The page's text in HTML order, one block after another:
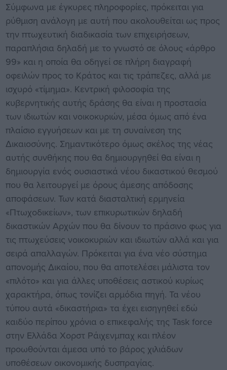
Σύμφωνα με έγκυρες πληροφορίες, πρόκειται για
ρύθμιση ανάλογη με αυτή που ακολουθείται ως προς
την πτωχευτική διαδικασία των επιχειρήσεων,
παραπλήσια δηλαδή με το γνωστό σε όλους «άρθρο
99» και η οποία θα οδηγεί σε πλήρη διαγραφή
οφειλών προς το Κράτος και τις τράπεζες, αλλά με
ισχυρό «τίμημα». Κεντρική φιλοσοφία της
κυβερνητικής αυτής δράσης θα είναι η προστασία
των ιδιωτών και νοικοκυριών, μέσα όμως από ένα
πλαίσιο εγγυήσεων και με τη συναίνεση της
Δικαιοσύνης. Σημαντικότερο όμως σκέλος της νέας
αυτής συνθήκης που θα δημιουργηθεί θα είναι η
δημιουργία ενός ουσιαστικά νέου δικαστικού θεσμού
που θα λειτουργεί με όρους άμεσης απόδοσης
αποφάσεων. Των κατά διασταλτική ερμηνεία
«Πτωχοδικείων», των επικυρωτικών δηλαδή
δικαστικών Αρχών που θα δίνουν το πράσινο φως για
τις πτωχεύσεις νοικοκυριών και ιδιωτών αλλά και για
σειρά απαλλαγών. Πρόκειται για ένα νέο σύστημα
απονομής Δικαίου, που θα αποτελέσει μάλιστα τον
«πιλότο» και για άλλες υποθέσεις αστικού κυρίως
χαρακτήρα, όπως τονίζει αρμόδια πηγή. Τα νέου
τύπου αυτά «δικαστήρια» τα έχει εισηγηθεί εδώ
καιδύο περίπου χρόνια ο επικεφαλής της Task force
στην Ελλάδα Χορστ Ράιχενμπαχ και πλέον
προωθούνται άμεσα υπό το βάρος χιλιάδων
υποθέσεων οικονομικής δυσπραγίας.